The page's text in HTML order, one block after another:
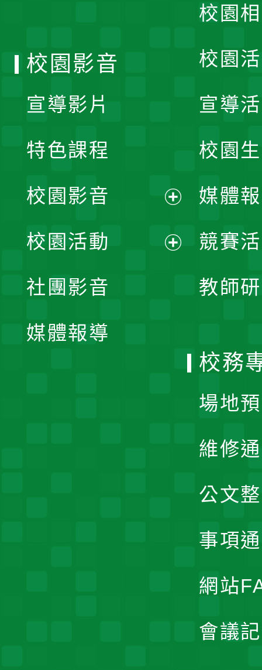
校園
校園
宣導
校園
媒體
競賽
教師
校園影音
宣導影片
特色課程
校園影音
開
校園活動
社團影音
媒體報導
校務
場地
維修
公文
事項
網站
會議